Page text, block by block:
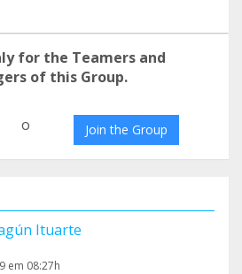
for the Teamers and
of this Group.
o Join the Group
Ituarte
em 08:27h